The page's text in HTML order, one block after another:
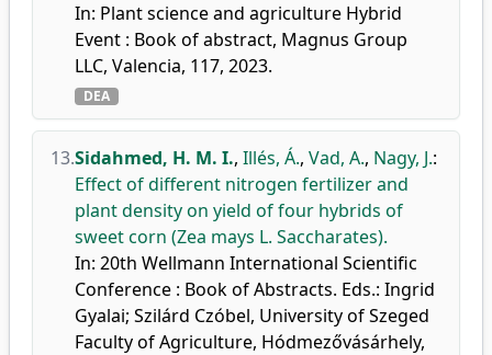
In: Plant science and agriculture Hybrid
Event : Book of abstract, Magnus Group
LLC, Valencia, 117, 2023.
DEA
13.Sidahmed, H. M. I., Illés, Á., Vad, A., Nagy, J.:
Effect of different nitrogen fertilizer and
plant density on yield of four hybrids of
sweet corn (Zea mays L. Saccharates).
In: 20th Wellmann International Scientific
Conference : Book of Abstracts. Eds.: Ingrid
Gyalai; Szilárd Czóbel, University of Szeged
Faculty of Agriculture, Hódmezővásárhely,